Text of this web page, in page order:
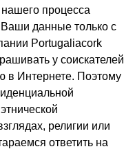
процесса
данные только с
Portugaliacork
у соискателей
Интернете. Поэтому
религии или
ответить на